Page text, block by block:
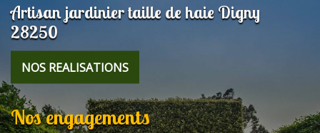
Artisan jardinier taille de haie Digny
28250
NOS REALISATIONS
Nos engagements